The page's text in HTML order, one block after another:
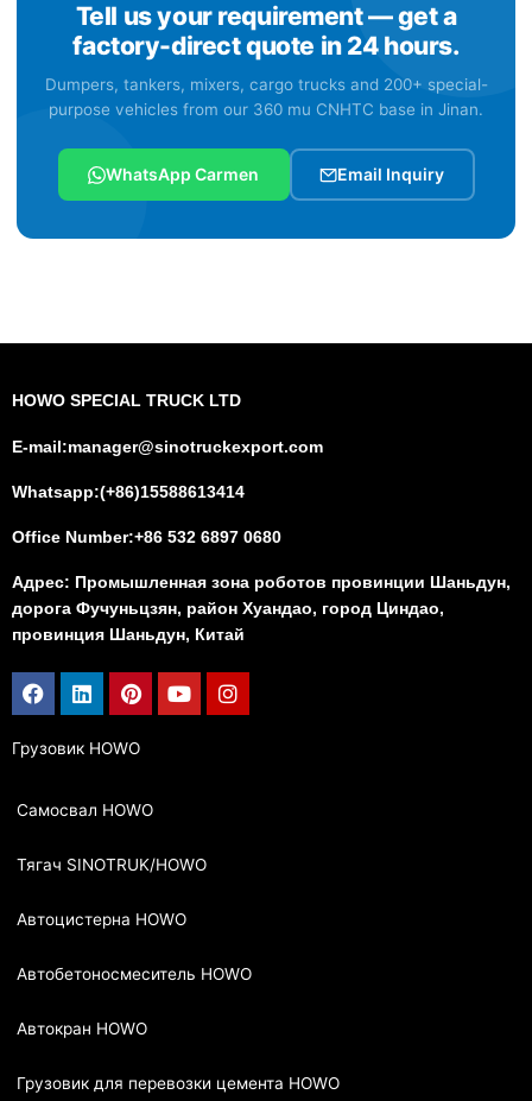
Tell us your requirement — get a
factory-direct quote in 24 hours.
Dumpers, tankers, mixers, cargo trucks and 200+ special-
purpose vehicles from our 360 mu CNHTC base in Jinan.
WhatsApp Carmen Email Inquiry
HOWO SPECIAL TRUCK LTD
E-mail:manager@sinotruckexport.com
Whatsapp:(+86)15588613414
Office Number:+86 532 6897 0680
Адрес: Промышленная зона роботов провинции Шаньдун,
дорога Фучуньцзян, район Хуандао, город Циндао,
провинция Шаньдун, Китай
Facebook
LinkedinPinterest
YoutubeInstagram
Грузовик HOWO
Самосвал HOWO
Тягач SINOTRUK/HOWO
Автоцистерна HOWO
Автобетоносмеситель HOWO
Автокран HOWO
Грузовик для перевозки цемента HOWO